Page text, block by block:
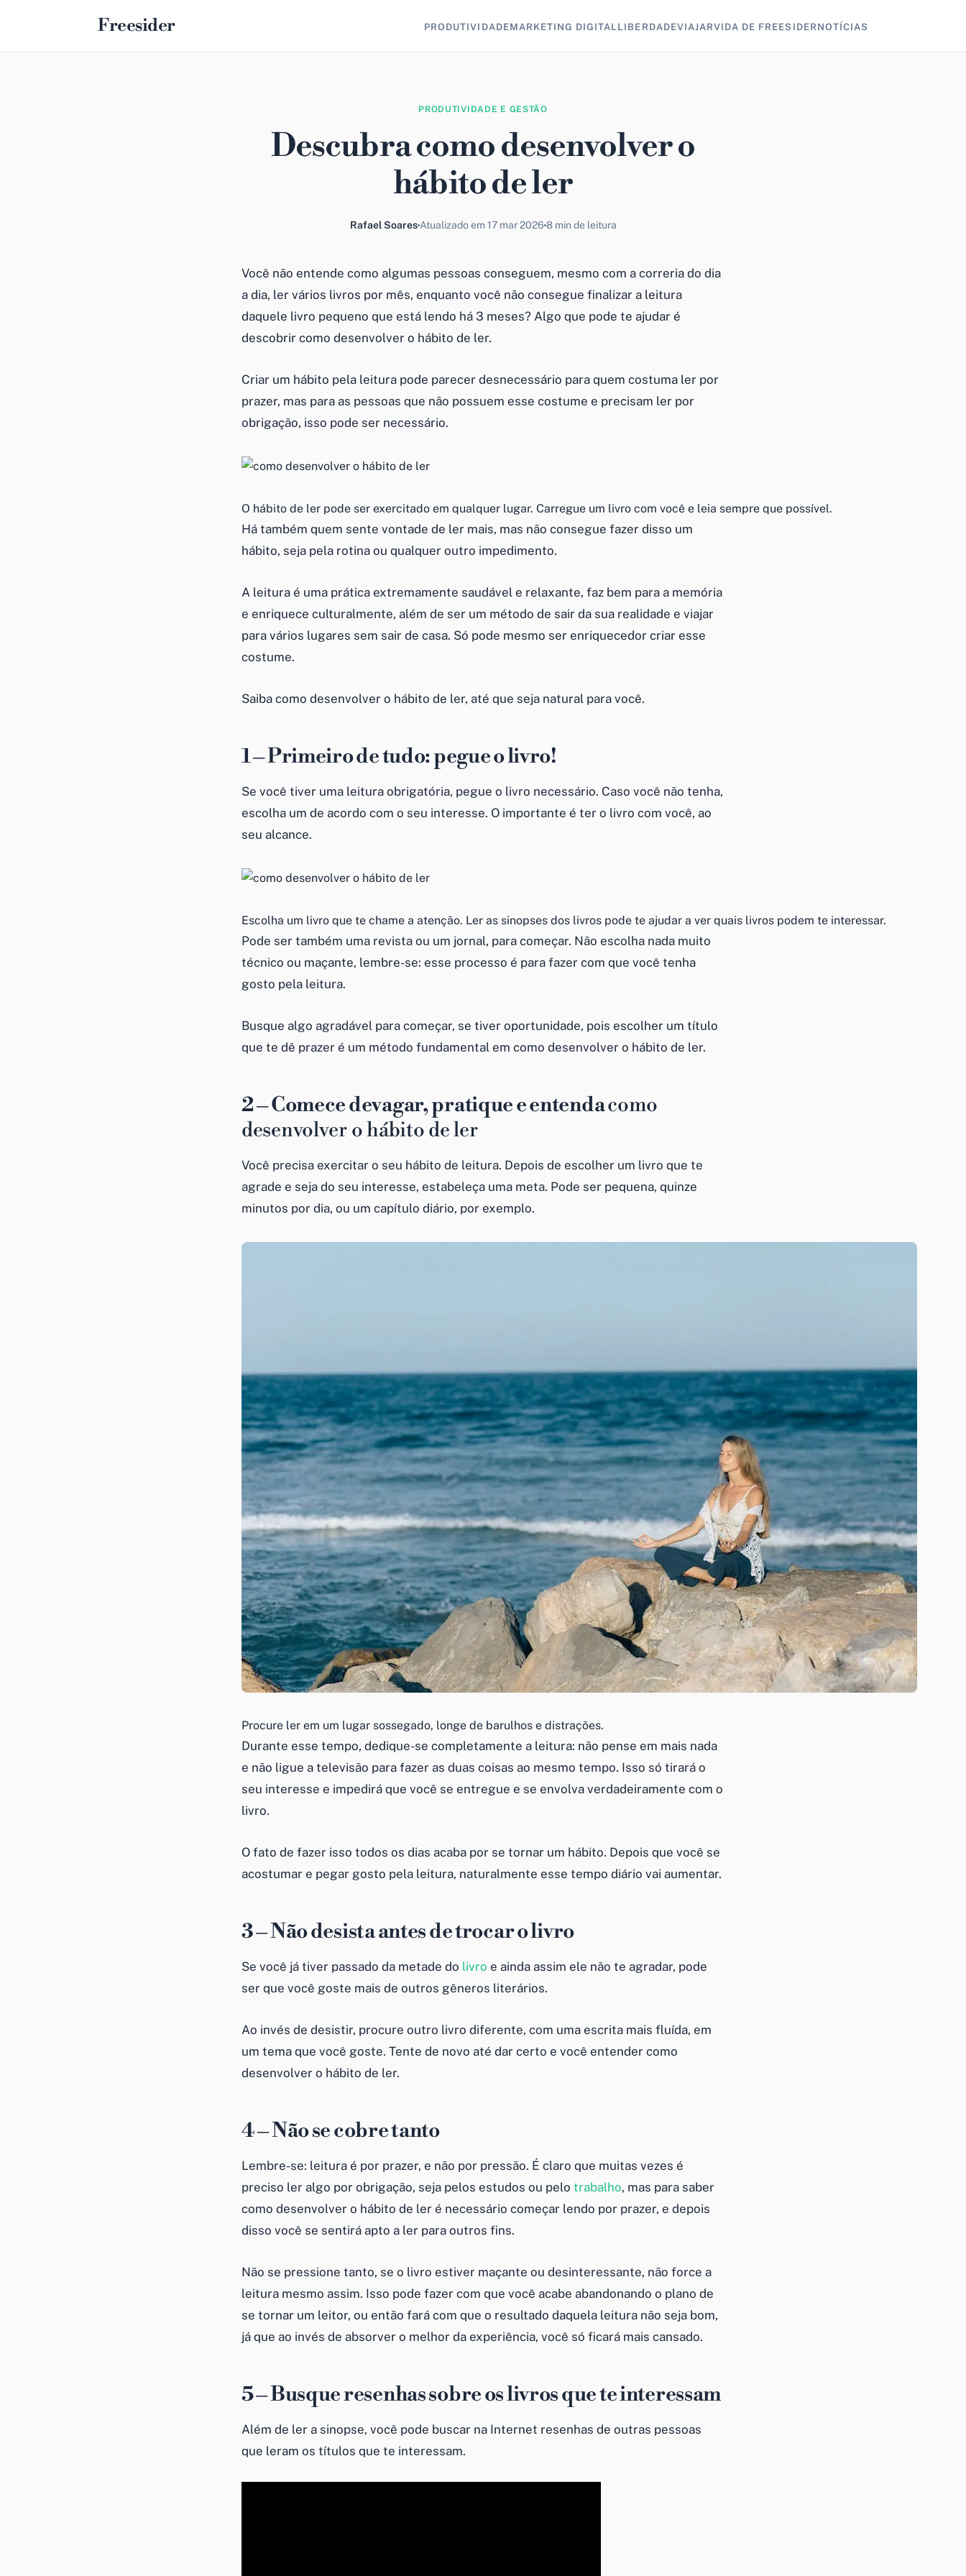
Freesider PRODUTIVIDADEMARKETING DIGITAL LIBERDADEVIAJARVIDA DE FREESIDER NOTÍCIAS
PRODUTIVIDADE E GESTÃO
Descubra como desenvolver o
hábito de ler
Rafael SoaresAtualizado em 17 mar 2026 8 min de leitura
Você não entende como algumas pessoas conseguem, mesmo com a correria do dia
a dia, ler vários livros por mês, enquanto você não consegue finalizar a leitura
daquele livro pequeno que está lendo há 3 meses? Algo que pode te ajudar é
descobrir como desenvolver o hábito de ler.
Criar um hábito pela leitura pode parecer desnecessário para quem costuma ler por
prazer, mas para as pessoas que não possuem esse costume e precisam ler por
obrigação, isso pode ser necessário.
O hábito de ler pode ser exercitado em qualquer lugar. Carregue um livro com você e leia sempre que possível.
Há também quem sente vontade de ler mais, mas não consegue fazer disso um
hábito, seja pela rotina ou qualquer outro impedimento.
A leitura é uma prática extremamente saudável e relaxante, faz bem para a memória
e enriquece culturalmente, além de ser um método de sair da sua realidade e viajar
para vários lugares sem sair de casa. Só pode mesmo ser enriquecedor criar esse
costume.
Saiba como desenvolver o hábito de ler, até que seja natural para você.
1 – Primeiro de tudo: pegue o livro!
Se você tiver uma leitura obrigatória, pegue o livro necessário. Caso você não tenha,
escolha um de acordo com o seu interesse. O importante é ter o livro com você, ao
seu alcance.
Escolha um livro que te chame a atenção. Ler as sinopses dos livros pode te ajudar a ver quais livros podem te interessar.
Pode ser também uma revista ou um jornal, para começar. Não escolha nada muito
técnico ou maçante, lembre-se: esse processo é para fazer com que você tenha
gosto pela leitura.
Busque algo agradável para começar, se tiver oportunidade, pois escolher um título
que te dê prazer é um método fundamental em como desenvolver o hábito de ler.
2 – Comece devagar, pratique e entendacomo
desenvolver o hábito de ler
Você precisa exercitar o seu hábito de leitura. Depois de escolher um livro que te
agrade e seja do seu interesse, estabeleça uma meta. Pode ser pequena, quinze
minutos por dia, ou um capítulo diário, por exemplo.
Procure ler em um lugar sossegado, longe de barulhos e distrações.
Durante esse tempo, dedique-se completamente a leitura: não pense em mais nada
e não ligue a televisão para fazer as duas coisas ao mesmo tempo. Isso só tirará o
seu interesse e impedirá que você se entregue e se envolva verdadeiramente com o
livro.
O fato de fazer isso todos os dias acaba por se tornar um hábito. Depois que você se
acostumar e pegar gosto pela leitura, naturalmente esse tempo diário vai aumentar.
3 – Não desista antes de trocar o livro
Se você já tiver passado da metade do livro e ainda assim ele não te agradar, pode
ser que você goste mais de outros gêneros literários.
Ao invés de desistir, procure outro livro diferente, com uma escrita mais fluída, em
um tema que você goste. Tente de novo até dar certo e você entender como
desenvolver o hábito de ler.
4 – Não se cobre tanto
Lembre-se: leitura é por prazer, e não por pressão. É claro que muitas vezes é
preciso ler algo por obrigação, seja pelos estudos ou pelo trabalho, mas para saber
como desenvolver o hábito de ler é necessário começar lendo por prazer, e depois
disso você se sentirá apto a ler para outros fins.
Não se pressione tanto, se o livro estiver maçante ou desinteressante, não force a
leitura mesmo assim. Isso pode fazer com que você acabe abandonando o plano de
se tornar um leitor, ou então fará com que o resultado daquela leitura não seja bom,
já que ao invés de absorver o melhor da experiência, você só ficará mais cansado.
5 – Busque resenhas sobre os livros que te interessam
Além de ler a sinopse, você pode buscar na Internet resenhas de outras pessoas
que leram os títulos que te interessam.